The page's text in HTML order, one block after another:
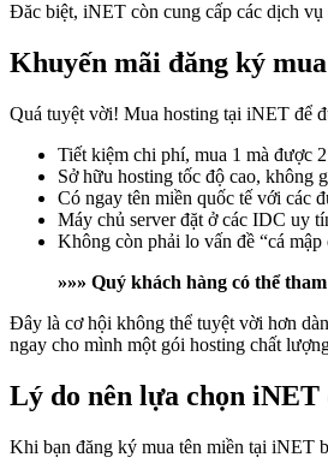
Đăc biệt, iNET còn cung cấp các dịch
Khuyến mãi đăng ký
Quá tuyệt vời! Mua hosting tại iNET để
Tiết kiệm chi phí, mua 1 mà được 2
Sở hữu hosting tốc độ cao, không
Có ngay tên miền quốc tế với các
Máy chủ server đặt ở các IDC uy
Không còn phải lo vấn đề “cá mập
»»» Quý khách hàng có thể
Đây là cơ hội không thể tuyệt vời hơn
ngay cho mình một gói hosting chất
Lý do nên lựa chọn iNET
Khi bạn đăng ký mua tên miền tại iNET